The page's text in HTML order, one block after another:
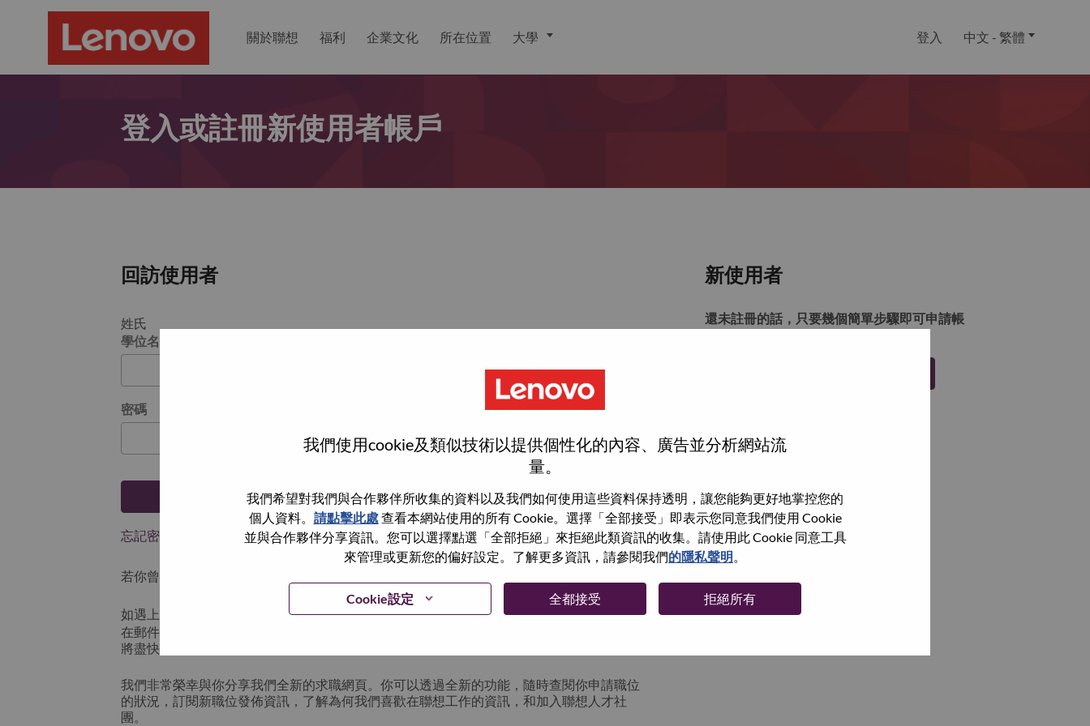
我們使用cookie及類似技術以提供個性化的內容、廣告並分析網站流
量。
我們希望對我們與合作夥伴所收集的資料以及我們如何使用這些資料保持透明，讓您能夠更好地掌控您的
個人資料。 請點擊此處查看本網站使用的所有 Cookie。選擇「全部接受」即表示您同意我們使用 Cookie
並與合作夥伴分享資訊。您可以選擇點選「全部拒絕」來拒絕此類資訊的收集。請使用此 Cookie 同意工具
來管理或更新您的偏好設定。了解更多資訊，請參閱我們的隱私聲明。
Cookie設定 全都接受 拒絕所有
關於聯想 福利 企業文化 所在位置 大學 登入 中文 - 繁體
登入或註冊新使用者帳戶
回訪使用者
姓氏
學位名稱
密碼
登入
忘記密碼了？
若你曾使用你的電子郵件申請我們的職位，你可以選擇”忘記密碼”重新設定你的登入資料
如遇上登入問題，或無法建立帳號。請連絡我們的人力資源部門hrsupport@lenovo.com請
在郵件的主題寫上 “Application login issue” 及在郵件中例明你遇到的問題和附上截圖。我們
將盡快與你聯絡。
我們非常榮幸與你分享我們全新的求職網頁。你可以透過全新的功能，隨時查閱你申請職位
的狀況，訂閱新職位發佈資訊，了解為何我們喜歡在聯想工作的資訊，和加入聯想人才社
團。
新使用者
還未註冊的話，只要幾個簡單步驟即可申請帳